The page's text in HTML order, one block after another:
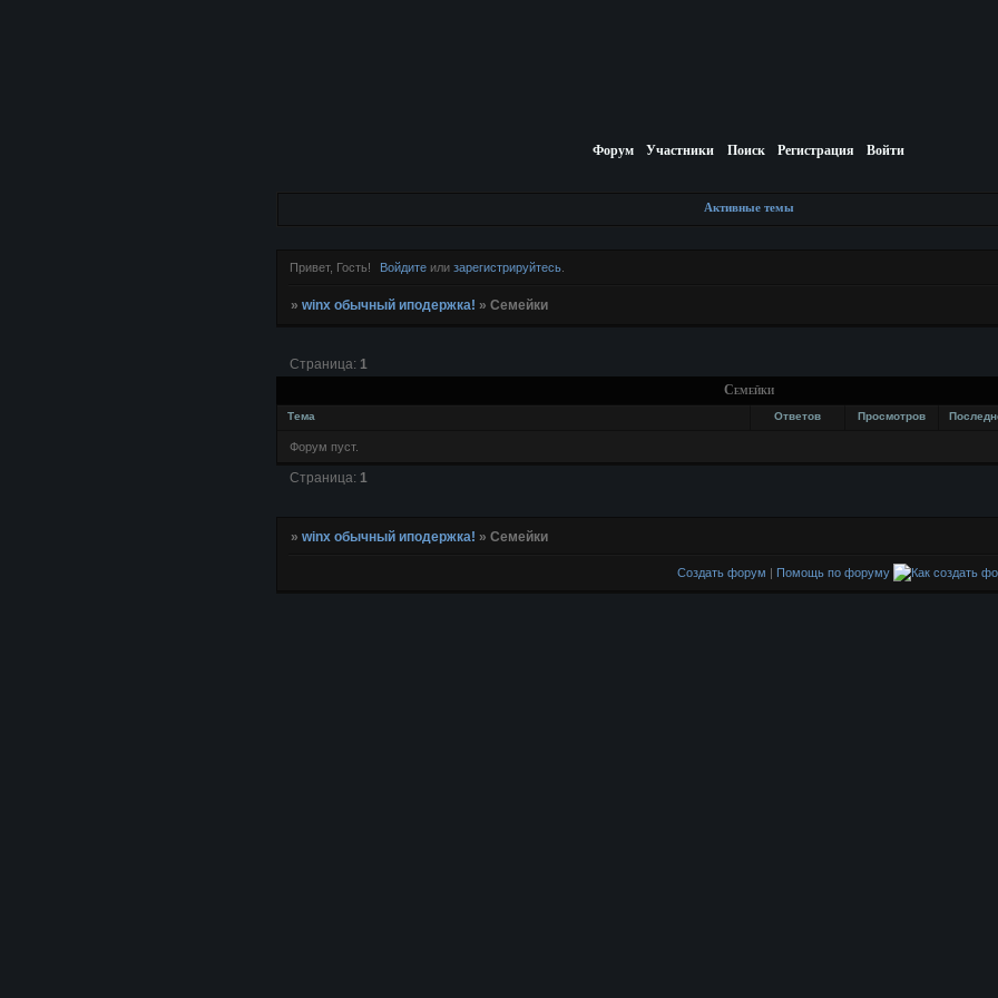
Форум Участники Поиск Регистрация Войти
Активные темы
Привет, Гость! Войдите или зарегистрируйтесь
» winx обычный иподержка! » Семейки
Семейки
Страница: 1
Тема Ответов Просмотров
Форум пуст.
Страница: 1
» winx обычный иподержка! » Семейки
Создать форум | Помощь по форуму